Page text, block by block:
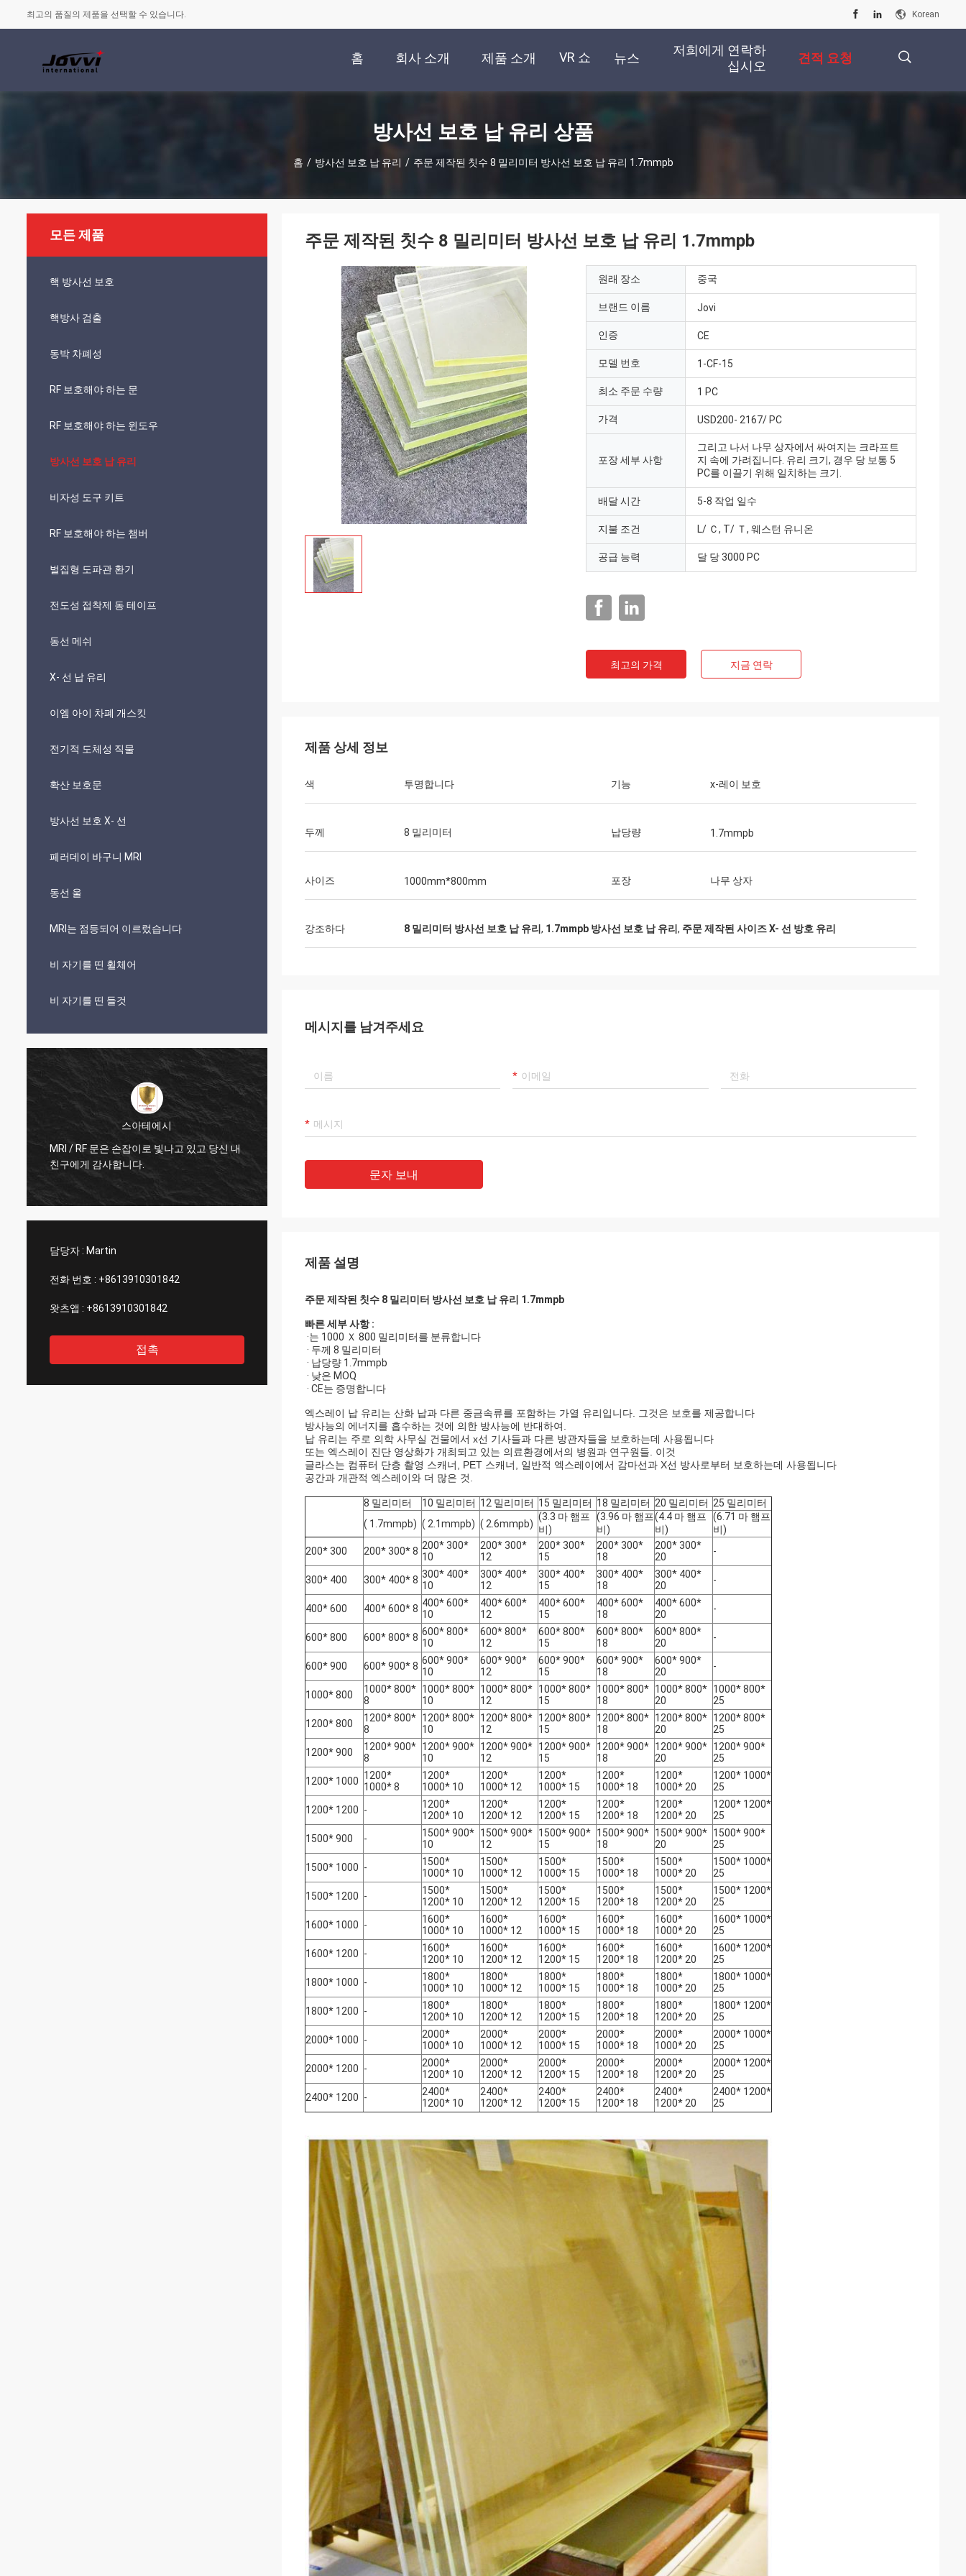
최고의 품질의 제품을 선택할 수 있습니다. Korean
홈 회사 소개 제품 소개 VR 쇼 뉴스
저희에게 연락하
십시오
견적 요청
방사선 보호 납 유리 상품
홈 / 방사선 보호 납 유리 / 주문 제작된 칫수 8 밀리미터 방사선 보호 납 유리 1.7mmpb
모든 제품
핵 방사선 보호
핵방사 검출
동박 차폐성
RF 보호해야 하는 문
RF 보호해야 하는 윈도우
방사선 보호 납 유리
비자성 도구 키트
RF 보호해야 하는 챔버
벌집형 도파관 환기
전도성 접착제 동 테이프
동선 메쉬
X- 선 납 유리
이엠 아이 차폐 개스킷
전기적 도체성 직물
확산 보호문
방사선 보호 X- 선
페러데이 바구니 MRI
동선 울
MRI는 점등되어 이르렀습니다
비 자기를 띤 휠체어
비 자기를 띤 들것
스아테에시
MRI / RF 문은 손잡이로 빛나고 있고 당신 내
친구에게 감사합니다.
세요
담당자 : Martin
전화 번호 : +8613910301842
왓츠앱 : +8613910301842
접촉
주문 제작된 칫수 8 밀리미터 방사선 보호 납 유리 1.7mmpb
원래 장소 중국
브랜드 이름 Jovi
인증 CE
모델 번호 1-CF-15
최소 주문 수량 1 PC
가격 USD200- 2167/ PC
포장 세부 사항
그리고 나서 나무 상자에서 싸여지는 크라프트
지 속에 가려집니다. 유리 크기, 경우 당 보통 5
PC를 이끌기 위해 일치하는 크기.
배달 시간 5-8 작업 일수
지불 조건 L/ Ｃ, T/ Ｔ, 웨스턴 유니온
공급 능력 달 당 3000 PC
최고의 가격 지금 연락
제품 상세 정보
색 투명합니다 기능 x-레이 보호
두께 8 밀리미터 납당량 1.7mmpb
사이즈 1000mm*800mm 포장 나무 상자
강조하다 8 밀리미터 방사선 보호 납 유리 , 1.7mmpb 방사선 보호 납 유리 , 주문 제작된 사이즈 X- 선 방호 유리
메시지를 남겨주세요
문자 보내
제품 설명
주문 제작된 칫수 8 밀리미터 방사선 보호 납 유리 1.7mmpb
빠른 세부 사항 :
·는 1000 Ｘ 800 밀리미터를 분류합니다
· 두께 8 밀리미터
· 납당량 1.7mmpb
· 낮은 MOQ
· CE는 증명합니다
엑스레이 납 유리는 산화 납과 다른 중금속류를 포함하는 가열 유리입니다. 그것은 보호를 제공합니다
방사능의 에너지를 흡수하는 것에 의한 방사능에 반대하여.
납 유리는 주로 의학 사무실 건물에서 x선 기사들과 다른 방관자들을 보호하는데 사용됩니다
또는 엑스레이 진단 영상화가 개최되고 있는 의료환경에서의 병원과 연구원들. 이것
글라스는 컴퓨터 단층 촬영 스캐너, PET 스캐너, 일반적 엑스레이에서 감마선과 X선 방사로부터 보호하는데 사용됩니다
공간과 개관적 엑스레이와 더 많은 것.
8 밀리미터 10 밀리미터 12 밀리미터 15 밀리미터 18 밀리미터 20 밀리미터 25 밀리미터
( 1.7mmpb) ( 2.1mmpb) ( 2.6mmpb)
(3.3 마 햄프
비)
(3.96 마 햄프
비)
(4.4 마 햄프
비)
(6.71 마 햄프
비)
200* 300
200* 300* 8 200* 300*
10
200* 300*
12
200* 300*
15
200* 300*
18
200* 300*
20
-
300* 400 300* 400* 8 300* 400*
10
300* 400*
12
300* 400*
15
300* 400*
18
300* 400*
20
-
400* 600 400* 600* 8 400* 600*
10
400* 600*
12
400* 600*
15
400* 600*
18
400* 600*
20
-
600* 800 600* 800* 8 600* 800*
10
600* 800*
12
600* 800*
15
600* 800*
18
600* 800*
20
-
600* 900 600* 900* 8 600* 900*
10
600* 900*
12
600* 900*
15
600* 900*
18
600* 900*
20
-
1000* 800
1000* 800*
8
1000* 800*
10
1000* 800*
12
1000* 800*
15
1000* 800*
18
1000* 800*
20
1000* 800*
25
1200* 800
1200* 800*
8
1200* 800*
10
1200* 800*
12
1200* 800*
15
1200* 800*
18
1200* 800*
20
1200* 800*
25
1200* 900
1200* 900*
8
1200* 900*
10
1200* 900*
12
1200* 900*
15
1200* 900*
18
1200* 900*
20
1200* 900*
25
1200* 1000 1200*
1000* 8
1200*
1000* 10
1200*
1000* 12
1200*
1000* 15
1200*
1000* 18
1200*
1000* 20
1200* 1000*
25
1200* 1200 -
1200*
1200* 10
1200*
1200* 12
1200*
1200* 15
1200*
1200* 18
1200*
1200* 20
1200* 1200*
25
1500* 900
-
1500* 900*
10
1500* 900*
12
1500* 900*
15
1500* 900*
18
1500* 900*
20
1500* 900*
25
1500* 1000 -
1500*
1000* 10
1500*
1000* 12
1500*
1000* 15
1500*
1000* 18
1500*
1000* 20
1500* 1000*
25
1500* 1200 -
1500*
1200* 10
1500*
1200* 12
1500*
1200* 15
1500*
1200* 18
1500*
1200* 20
1500* 1200*
25
1600* 1000 -
1600*
1000* 10
1600*
1000* 12
1600*
1000* 15
1600*
1000* 18
1600*
1000* 20
1600* 1000*
25
1600* 1200 -
1600*
1200* 10
1600*
1200* 12
1600*
1200* 15
1600*
1200* 18
1600*
1200* 20
1600* 1200*
25
1800* 1000 -
1800*
1000* 10
1800*
1000* 12
1800*
1000* 15
1800*
1000* 18
1800*
1000* 20
1800* 1000*
25
1800* 1200 -
1800*
1200* 10
1800*
1200* 12
1800*
1200* 15
1800*
1200* 18
1800*
1200* 20
1800* 1200*
25
2000* 1000 -
2000*
1000* 10
2000*
1000* 12
2000*
1000* 15
2000*
1000* 18
2000*
1000* 20
2000* 1000*
25
2000* 1200 -
2000*
1200* 10
2000*
1200* 12
2000*
1200* 15
2000*
1200* 18
2000*
1200* 20
2000* 1200*
25
2400* 1200 -
2400*
1200* 10
2400*
1200* 12
2400*
1200* 15
2400*
1200* 18
2400*
1200* 20
2400* 1200*
25